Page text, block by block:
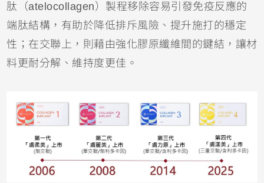
肽（atelocollagen）製程移除容易引發免疫反應的
端肽結構，有助於降低排斥風險、提升施打的穩定
性；在交聯上，則藉由強化膠原纖維間的鍵結，讓材
料更耐分解、維持度更佳。